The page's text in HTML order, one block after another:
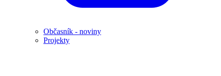
Občasník - noviny
Projekty